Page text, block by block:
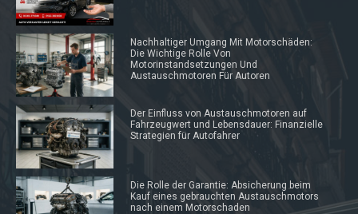
Nachhaltiger Umgang Mit Motorschäden:
Die Wichtige Rolle Von
Motorinstandsetzungen Und
Austauschmotoren Für Autoren
Der Einfluss von Austauschmotoren auf
Fahrzeugwert und Lebensdauer: Finanzielle
Strategien für Autofahrer
Die Rolle der Garantie: Absicherung beim
Kauf eines gebrauchten Austauschmotors
nach einem Motorschaden